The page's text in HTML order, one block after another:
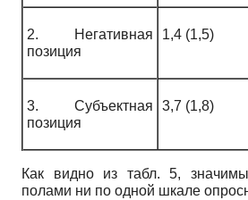
2. Негативная
позиция
1,4 (1,5)
3. Субъектная
позиция
3,7 (1,8)
Как видно из табл. 5,
полами ни по одной шкале